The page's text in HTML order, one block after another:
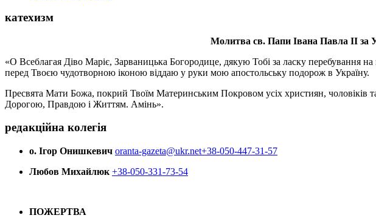
катехизм
Молитва св. Папи Івана Павла ІІ за
«О Всеблагая Діво Маріє, Зарваницька Богородице, дякую Тобі за ласку перебування
перед Твоєю чудотворною іконою віддаю у руки мою апостольську подорож в Україну.
Пресвята Мати Божа, покрий Твоїм Материнським Покровом усіх християн, чоловіків
Дорогою, Правдою і Життям. Амінь».
редакційна колегія
о. Ігор Онишкевич oranta-gazeta@ukr.net+38-050-447-31-57
Любов Михайлюк +38-050-331-73-54
ПОЖЕРТВА